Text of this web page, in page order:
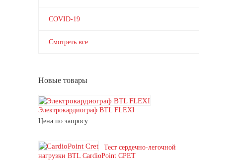
COVID-19
Смотреть все
Новые товары
Электрокардиограф BTL FLEXI
Цена по запросу
Тест сердечно-легочной
нагрузки BTL CardioPoint CPET